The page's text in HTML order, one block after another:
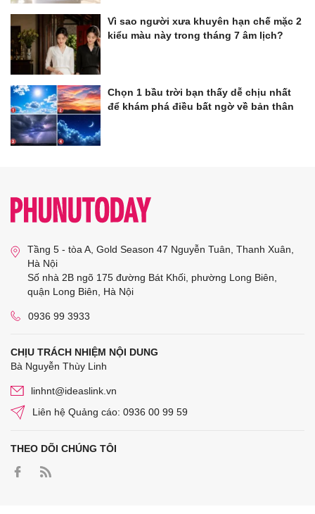
Vì sao người xưa khuyên hạn chế mặc 2
kiểu màu này trong tháng 7 âm lịch?
Chọn 1 bầu trời bạn thấy dễ chịu nhất
để khám phá điều bất ngờ về bản thân
Tầng 5 - tòa A, Gold Season 47 Nguyễn Tuân, Thanh Xuân,
Hà Nội
Số nhà 2B ngõ 175 đường Bát Khối, phường Long Biên,
quận Long Biên, Hà Nội
0936 99 3933
CHỊU TRÁCH NHIỆM NỘI DUNG
Bà Nguyễn Thùy Linh
linhnt@ideaslink.vn
Liên hệ Quảng cáo: 0936 00 99 59
THEO DÕI CHÚNG TÔI